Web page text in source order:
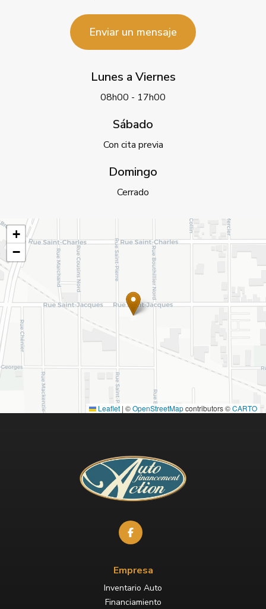
Enviar un mensaje
Lunes a Viernes
08h00 - 17h00
Sábado
Con cita previa
Domingo
Cerrado
+
−
Leaflet | ©OpenStreetMapcontributors ©CARTO
Empresa
Inventario Auto
Financiamiento